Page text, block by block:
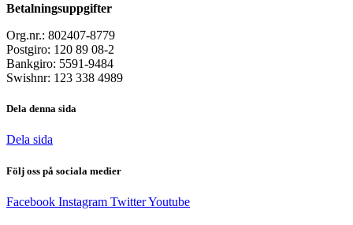
Betalningsuppgifter
Org.nr.: 802407-8779
Postgiro: 120 89 08-2
Bankgiro: 5591-9484
Swishnr: 123 338 4989
Dela denna sida
Dela sida
Följ oss på sociala medier
Facebook Instagram TwitterYoutube